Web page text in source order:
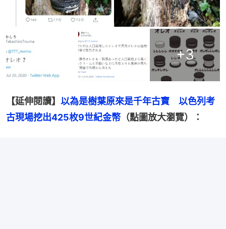
+3
【延伸閱讀】 以為是樹葉原來是千年古寶　以色列考
古現場挖出425枚9世紀金幣（點圖放大瀏覽）：